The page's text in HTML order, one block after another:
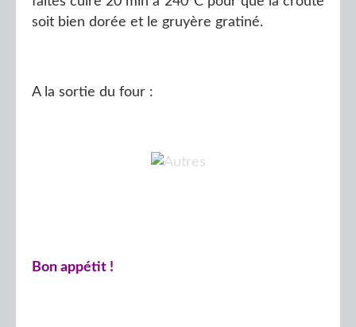
soit bien dorée et le gruyère gratiné.
A la sortie du four :
Bon appétit !